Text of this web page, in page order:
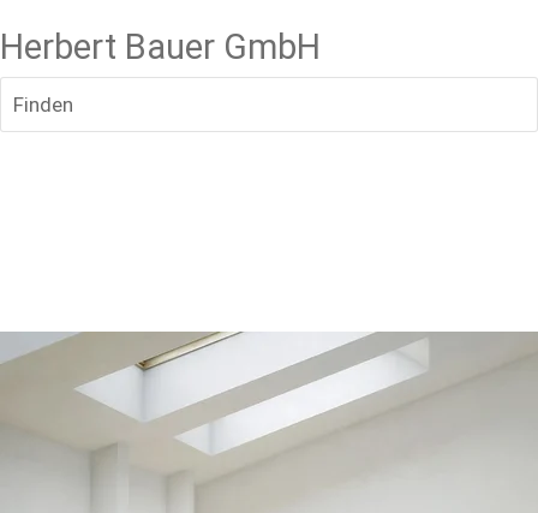
Herbert Bauer GmbH
Finden